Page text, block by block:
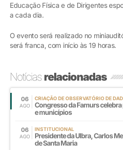
Educação Física e de Dirigentes
a cada dia.
O evento será realizado no
será franca, com início às 19 horas.
Notíciasrelacionadas
06
AGO
CRIAÇÃO DE OBSERVATÓRIO DE
Congresso da Famurs
e municípios
06
AGO
INSTITUCIONAL
Presidente da Ulbra, Carlos
de Santa Maria